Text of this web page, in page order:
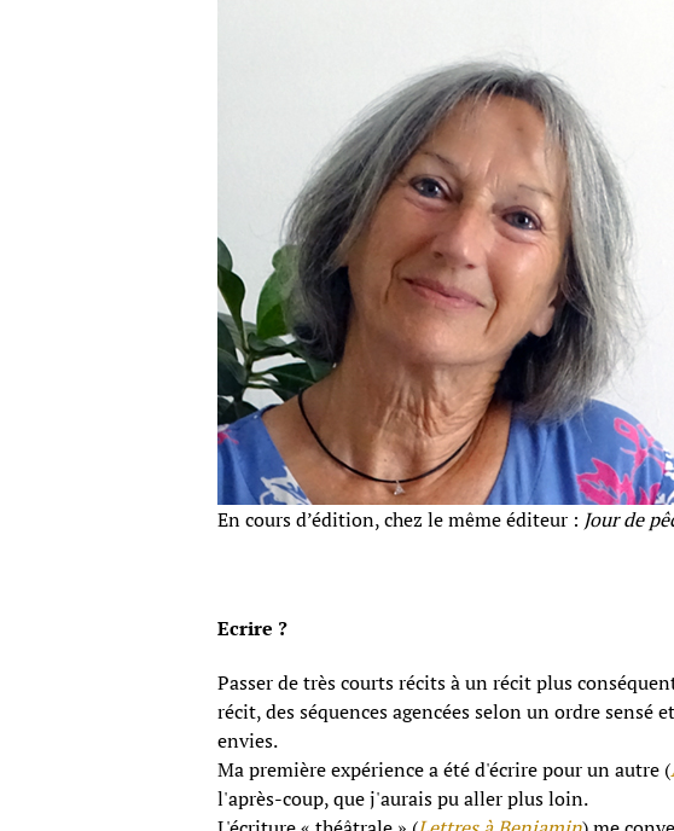
En cours d’édition, chez le même éditeur : Jour de
Ecrire ?
Passer de très courts récits à un récit plus
récit, des séquences agencées selon un ordre sensé
envies.
Ma première expérience a été d'écrire pour un autre (
l'après-coup, que j'aurais pu aller plus loin.